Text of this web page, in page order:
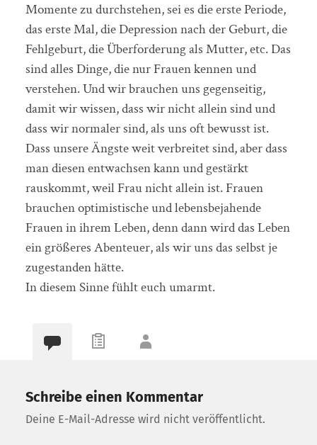
Momente zu durchstehen, sei es die erste Periode,
das erste Mal, die Depression nach der Geburt, die
Fehlgeburt, die Überforderung als Mutter, etc. Das
sind alles Dinge, die nur Frauen kennen und
verstehen. Und wir brauchen uns gegenseitig,
damit wir wissen, dass wir nicht allein sind und
dass wir normaler sind, als uns oft bewusst ist.
Dass unsere Ängste weit verbreitet sind, aber dass
man diesen entwachsen kann und gestärkt
rauskommt, weil Frau nicht allein ist. Frauen
brauchen optimistische und lebensbejahende
Frauen in ihrem Leben, denn dann wird das Leben
ein größeres Abenteuer, als wir uns das selbst je
zugestanden hätte.
In diesem Sinne fühlt euch umarmt.
Schreibe einen Kommentar
Deine E-Mail-Adresse wird nicht veröffentlicht.